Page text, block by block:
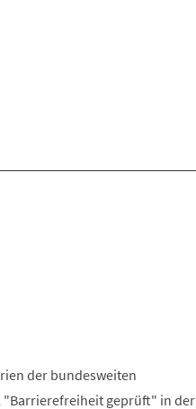
der bundesweiten
"Barrierefreiheit geprüft" in der